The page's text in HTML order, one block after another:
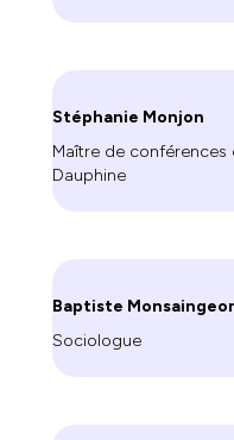
Stéphanie Monjon
Maître de conférences
Dauphine
Baptiste
Sociologue